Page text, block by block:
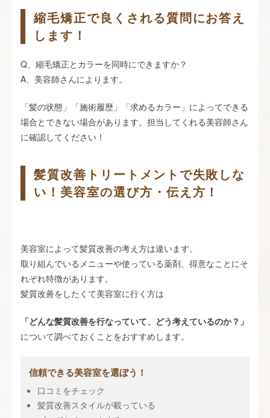
縮毛矯正で良くされる質問にお答え
します！
Q、縮毛矯正とカラーを同時にできますか？
A、美容師さんによります。
「髪の状態」「施術履歴」「求めるカラー」によってできる
場合とできない場合があります。担当してくれる美容師さん
に確認してください！
髪質改善トリートメントで失敗しな
い！美容室の選び方・伝え方！
美容室によって髪質改善の考え方は違います。
取り組んでいるメニューや使っている薬剤、得意なことにそ
れぞれ特徴があります。
髪質改善をしたくて美容室に行く方は
「どんな髪質改善を行なっていて、どう考えているのか？」
について調べておくことをおすすめします。
信頼できる美容室を選ぼう！
口コミをチェック
髪質改善スタイルが載っている